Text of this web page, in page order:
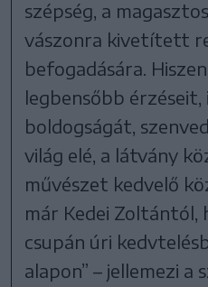
szépség, a
vászonra kivetített
befogadására.
legbensőbb
boldogságát,
világ elé, a látvány
művészet kedvelő
már Kedei Zoltántól,
csupán úri
alapon” – jellemezi a